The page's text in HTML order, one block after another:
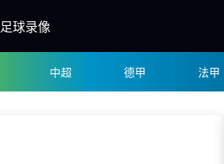
足球录像
中超 德甲 法甲